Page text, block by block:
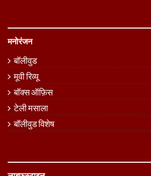
मनोरंजन
बॉलीवुड
मूवी रिव्यू
बॉक्स ऑफ़िस
टेली मसाला
बॉलीवुड विशेष